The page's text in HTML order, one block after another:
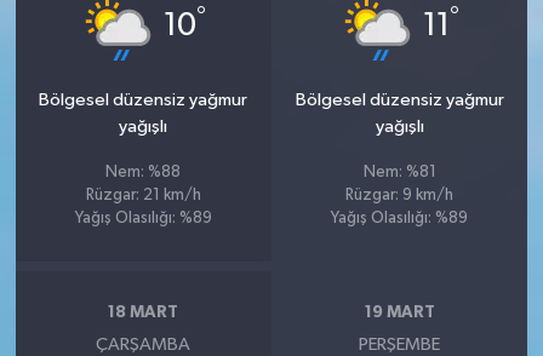
10°
Bölgesel düzensiz yağmur
yağışlı
Nem: %88
Rüzgar: 21 km/h
Yağış Olasılığı: %89
11 °
Bölgesel düzensiz yağmur
yağışlı
Nem: %81
Rüzgar: 9 km/h
Yağış Olasılığı: %89
18 MART
ÇARŞAMBA
19 MART
PERŞEMBE